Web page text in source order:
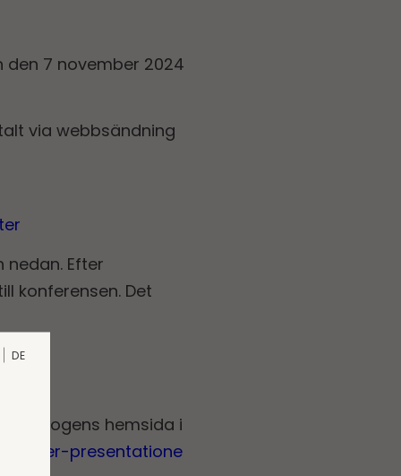
den 7 november 2024
via webbsändning
Efter
konferensen. Det
hemsida i
presentatione
DE